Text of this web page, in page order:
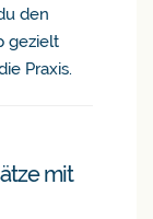
den
gezielt
Praxis.
mit